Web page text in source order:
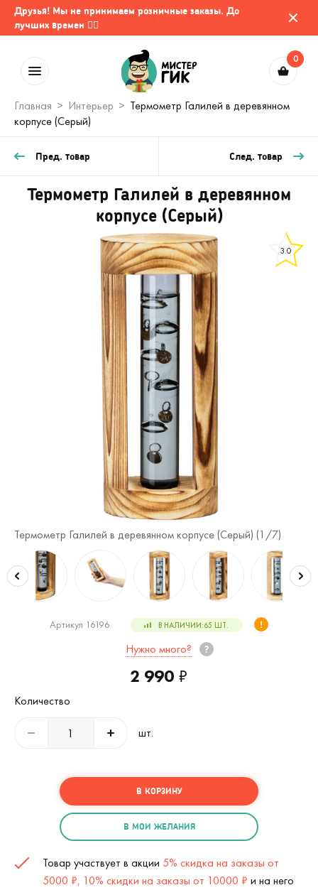
Друзья! Мы не принимаем розничные заказы. До
лучших времен 🤷‍♂️
0
Главная Интерьер
Термометр Галилей в деревянном
корпусе (Серый)
Пред. товар След. товар
Термометр Галилей в деревянном
корпусе (Серый)
3.0
Термометр Галилей в деревянном корпусе (Серый) (1 /7)
Артикул 16196 В НАЛИЧИИ:65 ШТ.
Нужно много?
2 990 ₽
Количество
шт.
В КОРЗИНУ
В МОИ ЖЕЛАНИЯ
Товар участвует в акции 5% скидка на заказы от
5000 ₽, 10% скидки на заказы от 10000 ₽ и на него